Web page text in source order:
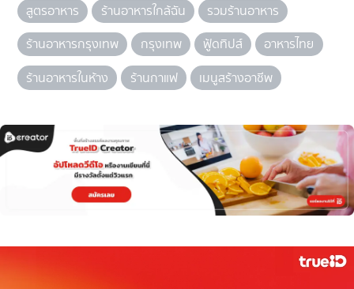
สูตรอาหาร ร้านอาหารใกล้ฉัน
รวมร้านอาหาร
ร้านอาหารกรุงเทพ
กรุงเทพ ฟู้ดทิปส์
อาหารไทย
ร้านอาหารในห้าง
ร้านกาแฟ เมนูสร้างอาชีพ